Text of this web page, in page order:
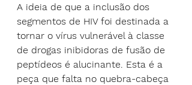
A ideia de que a inclusão dos
segmentos de HIV foi destinada a
tornar o vírus vulnerável à classe
de drogas inibidoras de fusão de
peptídeos é alucinante. Esta é a
peça que falta no quebra-cabeça